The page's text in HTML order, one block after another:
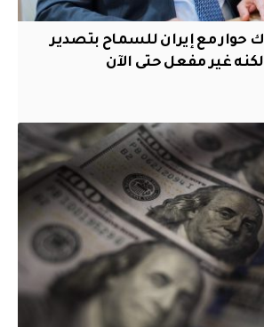
حوار مع إيران للسماح بتصدير
غير مفعل حتى الآن